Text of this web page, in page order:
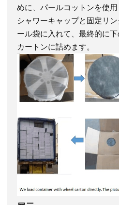
めに、パールコットンを使用
シャワーキャップと固定リ
ール袋に入れて、最終的に
カートンに詰めます。